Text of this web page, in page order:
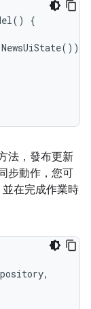
() {
NewsUiState())
法，發布更新
步動作，您可
在完成作業時
,